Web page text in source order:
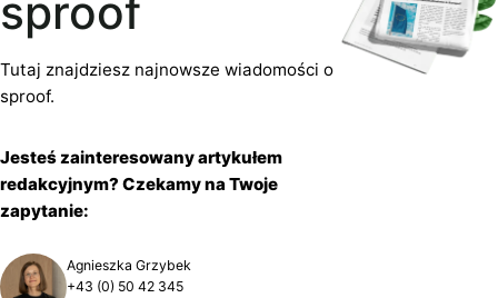
sproof
Tutaj znajdziesz najnowsze wiadomości o
sproof.
Jesteś zainteresowany artykułem
redakcyjnym? Czekamy na Twoje
zapytanie:
Agnieszka Grzybek
+43 (0) 50 42 345